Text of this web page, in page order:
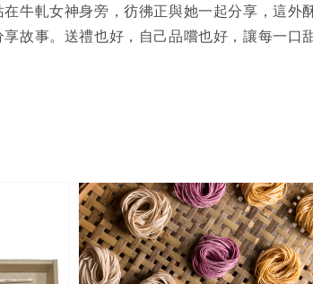
牛軋女神身旁，彷彿正與她一起分享，這
故事。送禮也好，自己品嚐也好，讓每一口